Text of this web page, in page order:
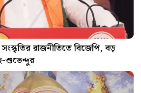
রাজনীতিতে বিজেপি, বড়
শুভেন্দুর